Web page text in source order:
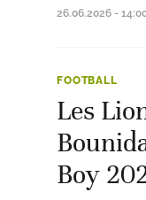
26.06.2026 -
FOOTBALL
Les
Boy